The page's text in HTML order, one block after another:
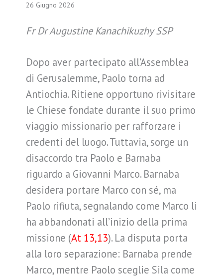
26 Giugno 2026
Fr Dr Augustine Kanachikuzhy SSP
Dopo aver partecipato all’Assemblea
di Gerusalemme, Paolo torna ad
Antiochia. Ritiene opportuno rivisitare
le Chiese fondate durante il suo primo
viaggio missionario per rafforzare i
credenti del luogo. Tuttavia, sorge un
disaccordo tra Paolo e Barnaba
riguardo a Giovanni Marco. Barnaba
desidera portare Marco con sé, ma
Paolo rifiuta, segnalando come Marco li
ha abbandonati all’inizio della prima
missione (At 13,13). La disputa porta
alla loro separazione: Barnaba prende
Marco, mentre Paolo sceglie Sila come